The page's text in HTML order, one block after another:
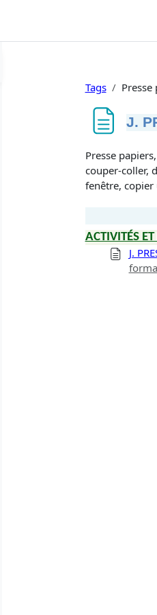
Tags Presse
J.
Conditions
Presse
couper-coller,
fenêtre, copier
ACTIVITÉS ET
J.